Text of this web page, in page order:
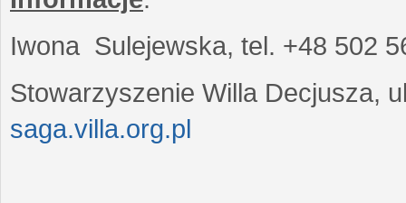
Iwona Sulejewska, tel. +48 502
Stowarzyszenie Willa Decjusza,
saga.villa.org.pl